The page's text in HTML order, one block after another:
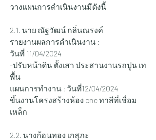
วางแผนการดำเนินงานมีดังนี้
2.1. นาย ณัฐวัฒน์ กลิ่นณรงค์
รายงานผลการดำเนินงาน :
วันที่ 11/04/2024
-ปรับหน้าดิน ตั้งเสา ประสานงานรถปูน เท
พื้น
แผนการทำงาน : วันที่12/04/2024
ขึ้นงานโครงสร้างห้อง cnc ทาสีที่เชื่อม
เหล็ก
2.2. นางก้อนทอง เกสุภะ